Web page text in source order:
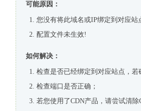
可能原因：
您没有将此域名或IP绑定到对应站
配置文件未生效!
如何解决：
检查是否已经绑定到对应站点，
检查端口是否正确；
若您使用了CDN产品，请尝试清除